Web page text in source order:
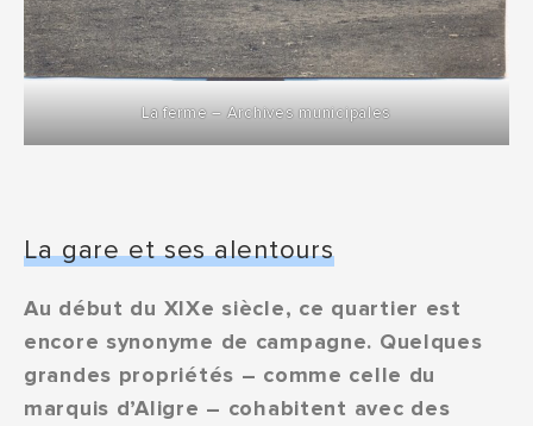
La ferme – Archives municipales
La gare et ses alentours
Au début du XIXe siècle, ce quartier est
encore synonyme de campagne. Quelques
grandes propriétés – comme celle du
marquis d’Aligre – cohabitent avec des